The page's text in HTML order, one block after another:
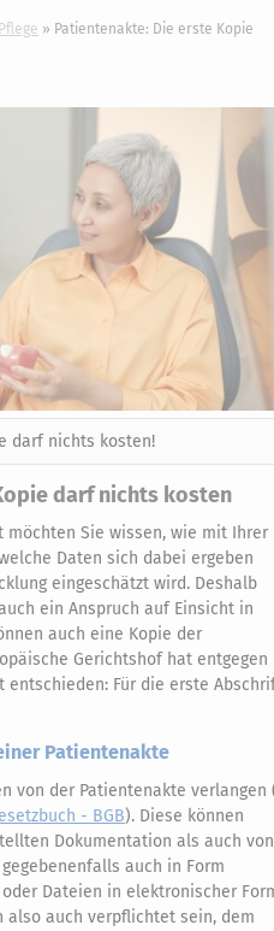
Patientenakte: Die erste Kopie
darf nichts kosten!
darf nichts kosten
möchten Sie wissen, wie mit Ihrer
Daten sich dabei ergeben
eingeschätzt wird. Deshalb
ein Anspruch auf Einsicht in
auch eine Kopie der
Gerichtshof hat entgegen
entschieden: Für die erste
Patientenakte
von der Patientenakte verlangen
- BGB). Diese können
Dokumentation als auch von
auch in Form
Dateien in elektronischer
also auch verpflichtet sein, dem